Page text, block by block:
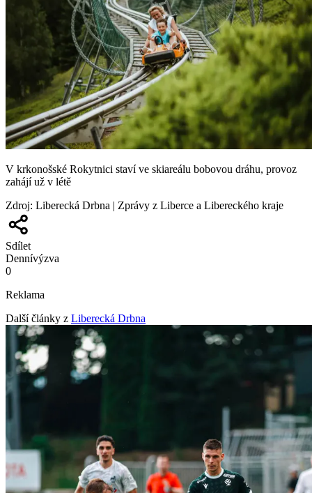
V krkonošské Rokytnici staví ve skiareálu bobovou dráhu, provoz
zahájí už v létě
Zdroj: Liberecká Drbna | Zprávy z Liberce a Libereckého kraje
Sdílet
Dennívýzva
0
Reklama
Další články z Liberecká Drbna